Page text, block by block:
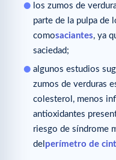
los zumos de
parte de la pulpa de
comosaciantes, ya
saciedad;
algunos estudios
zumos de verduras
colesterol, menos
antioxidantes
riesgo de síndrome
del perímetro de